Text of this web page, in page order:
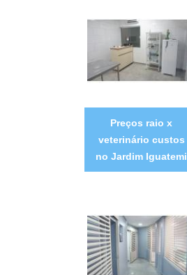
Preços raio x
veterinário custos
no Jardim Iguatemi